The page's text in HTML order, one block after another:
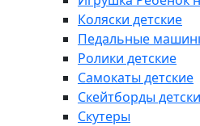
Коляски детские
Педальные
Ролики детские
Самокаты детские
Скейтборды
Скутеры